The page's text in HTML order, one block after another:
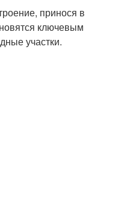
принося в
ключевым
участки.